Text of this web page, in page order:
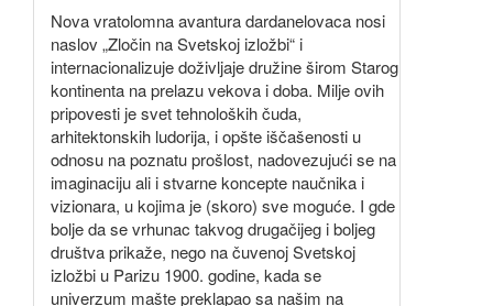
Nova vratolomna avantura dardanelovaca nosi
naslov „Zločin na Svetskoj izložbi“ i
internacionalizuje doživljaje družine širom Starog
kontinenta na prelazu vekova i doba. Milje ovih
pripovesti je svet tehnoloških čuda,
arhitektonskih ludorija, i opšte iščašenosti u
odnosu na poznatu prošlost, nadovezujući se na
imaginaciju ali i stvarne koncepte naučnika i
vizionara, u kojima je (skoro) sve moguće. I gde
bolje da se vrhunac takvog drugačijeg i boljeg
društva prikaže, nego na čuvenoj Svetskoj
izložbi u Parizu 1900. godine, kada se
univerzum mašte preklapao sa našim na